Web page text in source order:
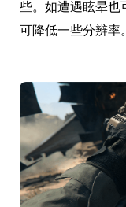
些。如遭遇眩晕也
可降低一些分辨率。